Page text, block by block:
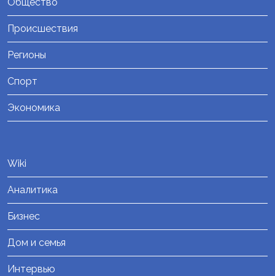
Происшествия
Регионы
Спорт
Экономика
Wiki
Аналитика
Бизнес
Дом и семья
Интервью